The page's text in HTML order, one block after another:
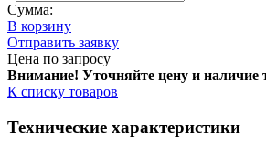
Сумма:
В корзину
Отправить заявку
Цена по запросу
Внимание! Уточняйте цену и наличие
К списку товаров
Технические характеристики